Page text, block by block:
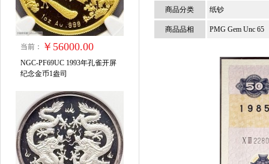
当前： ￥56000.00
NGC-PF69UC 1993年孔雀开屏
纪念金币1盎司
商品分类 纸钞
商品品相 PMG Gem Unc 65